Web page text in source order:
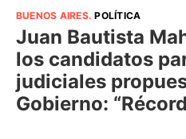
BUENOS AIRES.POLÍTICA
Juan Bautista
los candidatos
judiciales
Gobierno: